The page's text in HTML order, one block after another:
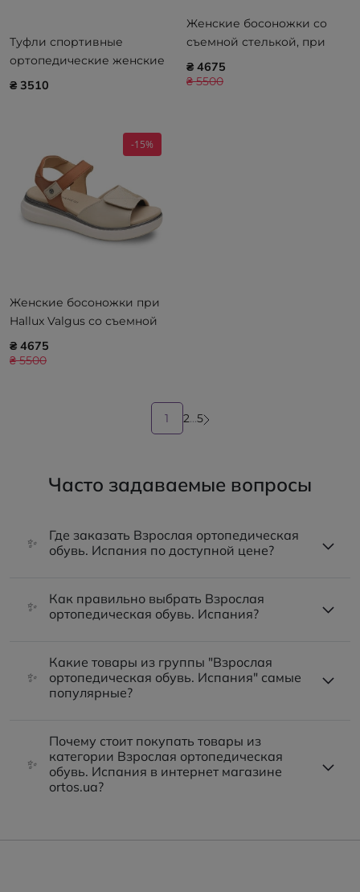
Туфли спортивные
ортопедические женские
CALZAMEDI Summer 0792
₴ 3510
Женские босоножки со
съемной стелькой, при
Hallux Valgus и отеках стоп
CALZAMEDI Summer 0824-
₴ 4675
₴ 5500
-15%
Женские босоножки при
Hallux Valgus со съемной
стелькой CALZAMEDI
Summer 0833, коричневые
₴ 4675
₴ 5500
1 2...5
Часто задаваемые вопросы
✨
Где заказать Взрослая ортопедическая
обувь. Испания по доступной цене?
✨
Как правильно выбрать Взрослая
ортопедическая обувь. Испания?
✨
Какие товары из группы "Взрослая
ортопедическая обувь. Испания" самые
популярные?
✨
Почему стоит покупать товары из
категории Взрослая ортопедическая
обувь. Испания в интернет магазине
ortos.ua?